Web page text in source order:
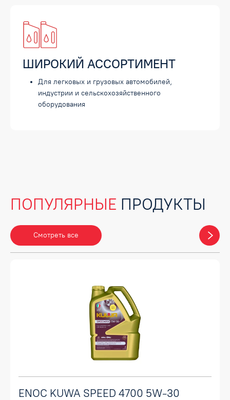
ШИРОКИЙ АССОРТИМЕНТ
Для легковых и грузовых автомобилей,
индустрии и сельскохозяйственного
оборудования
ПОПУЛЯРНЫЕ ПРОДУКТЫ
Смотреть все
ENOC KUWA SPEED 4700 5W-30